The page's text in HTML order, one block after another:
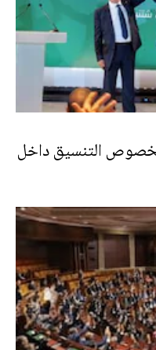
بخصوص التنسيق داخل